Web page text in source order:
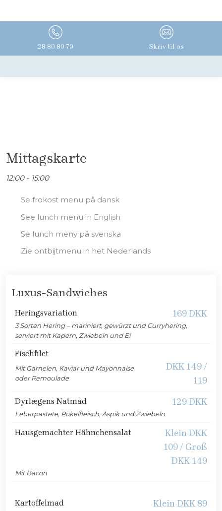
28 80 80 70 Skriv til os
Mittagskarte
12:00 - 15:00​
Se frokost menu på dansk
See lunch menu in English
​Se lunch meny på svenska
Zie ontbijtmenu in het Nederlands​
Luxus-Sandwiches
Heringsvariation​ ​169 DKK
3 Sorten Hering – mariniert, gewürzt und Curryhering,
serviert mit Kapern, Zwiebeln und Ei
Fischfilet
Mit Garnelen, Kaviar und Mayonnaise
oder Remoulade
DKK 149 /
119
Dyrlægens Natmad 129 DKK
Leberpastete, Pökelfleisch, Aspik und Zwiebeln
Hausgemachter Hähnchensalat
Klein DKK
109 / Groß
DKK 149
Mit Bacon
Kartoffelmad
Klein DKK 89